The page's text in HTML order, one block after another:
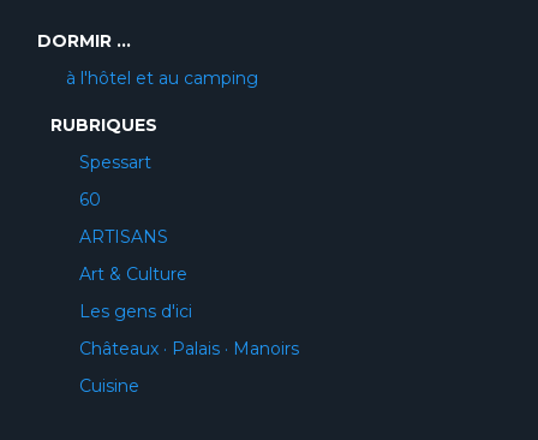
DORMIR ...
à l'hôtel et au camping
RUBRIQUES
Spessart
60
ARTISANS
Art & Culture
Les gens d'ici
Châteaux · Palais · Manoirs
Cuisine